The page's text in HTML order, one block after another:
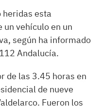
heridas esta
vehículo en un
según ha informado
Andalucía.
de las 3.45 horas en
de nueve
Fueron los